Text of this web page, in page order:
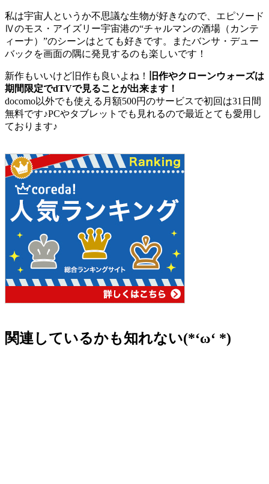
私は宇宙人というか不思議な生物が好きなので、エピソード
Ⅳのモス・アイズリー宇宙港の“チャルマンの酒場（カンテ
ィーナ）”のシーンはとても好きです。またバンサ・デュー
バックを画面の隅に発見するのも楽しいです！
新作もいいけど旧作も良いよね！
旧作やクローンウォーズは
期間限定でdTVで見ることが出来ます！
docomo以外でも使える月額500円のサービスで初回は31日間
無料です♪PCやタブレットでも見れるので最近とても愛用し
ております♪
関連しているかも知れない(*‘ω‘ *)